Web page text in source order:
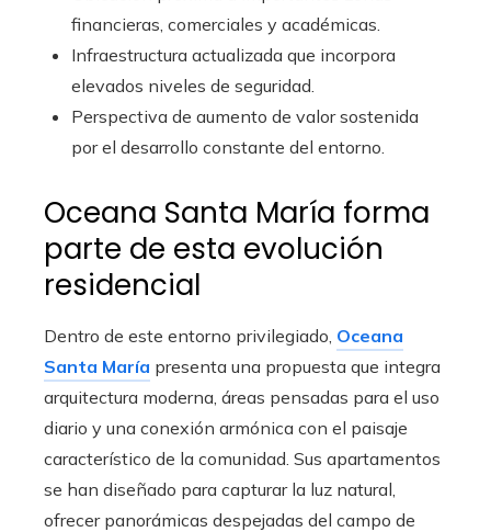
financieras, comerciales y académicas.
Infraestructura actualizada que incorpora
elevados niveles de seguridad.
Perspectiva de aumento de valor sostenida
por el desarrollo constante del entorno.
Oceana Santa María forma
parte de esta evolución
residencial
Dentro de este entorno privilegiado, Oceana
Santa María presenta una propuesta que integra
arquitectura moderna, áreas pensadas para el uso
diario y una conexión armónica con el paisaje
característico de la comunidad. Sus apartamentos
se han diseñado para capturar la luz natural,
ofrecer panorámicas despejadas del campo de